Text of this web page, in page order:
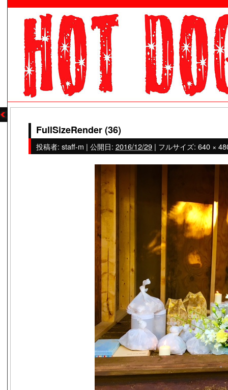
FullSizeRender (36)
投稿者: staff-m | 公開日: 2016/12/29 | フルサイズ: 640 ×